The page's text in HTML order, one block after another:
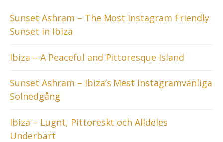
Sunset Ashram – The Most Instagram Friendly
Sunset in Ibiza
Ibiza – A Peaceful and Pittoresque Island
Sunset Ashram – Ibiza’s Mest Instagramvänliga
Solnedgång
Ibiza – Lugnt, Pittoreskt och Alldeles
Underbart